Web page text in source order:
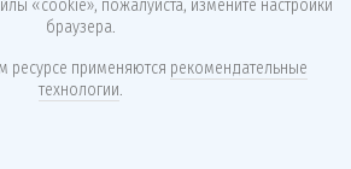
«cookie», пожалуйста, измените настройки
браузера.
применяются рекомендательные
технологии.